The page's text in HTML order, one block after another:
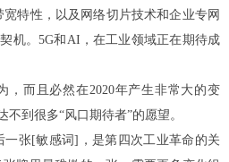
特性，以及网络切片技术和企业专网
机。5G和AI，在工业领域正在期待成
，而且必然在2020年产生非常大的变
到很多“风口期待者”的愿望。
张[敏感词]，是第四次工业革命的关